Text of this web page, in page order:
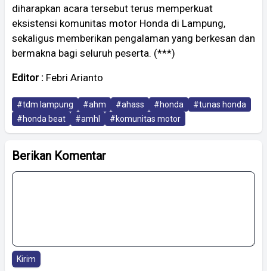
diharapkan acara tersebut terus memperkuat
eksistensi komunitas motor Honda di Lampung,
sekaligus memberikan pengalaman yang berkesan dan
bermakna bagi seluruh peserta. (***)
Editor : Febri Arianto
#tdm lampung #ahm #ahass #honda
#tunas honda
#honda beat
#amhl #komunitas motor
Berikan Komentar
Kirim